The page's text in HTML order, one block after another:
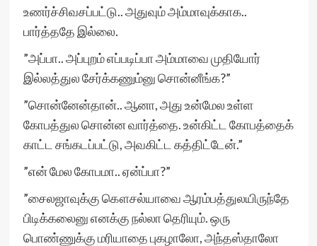
உணர்ச்சிவசப்பட்டு.. அதுவும் அம்மாவுக்காக..
பார்த்ததே இல்லை.
”அப்பா.. அப்புறம் எப்படிப்பா அம்மாவை முதியோர்
இல்லத்துல சேர்க்கணும்னு சொன்னீங்க?”
”சொன்னேன்தான்.. ஆனா, அது உன்மேல உள்ள
கோபத்துல சொன்ன வார்த்தை. உன்கிட்ட கோபத்தைக்
காட்ட சங்கடப்பட்டு, அவகிட்ட கத்திட்டேன்.”
”என் மேல கோபமா.. ஏன்ப்பா?”
”சைலஜாவுக்கு கௌசல்யாவை ஆரம்பத்துலயிருந்தே
பிடிக்கலைனு எனக்கு நல்லா தெரியும். ஒரு
பொண்ணுக்கு மரியாதை புகழாலோ, அந்தஸ்தாலோ